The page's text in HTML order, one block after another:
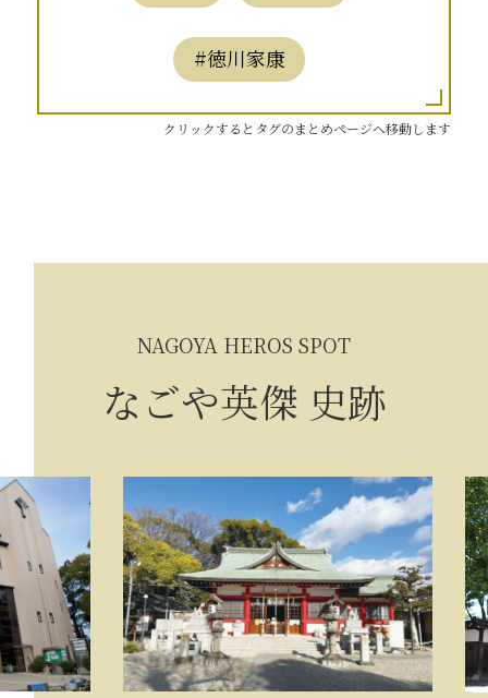
#徳川家康
クリックするとタグのまとめページへ移動します
NAGOYA HEROS SPOT
なごや英傑 史跡